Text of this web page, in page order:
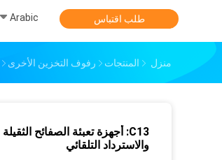
Arabic طلب اقتباس
منزل المنتجات رفوف التخزين الأخرى
والاسترداد التلقائي